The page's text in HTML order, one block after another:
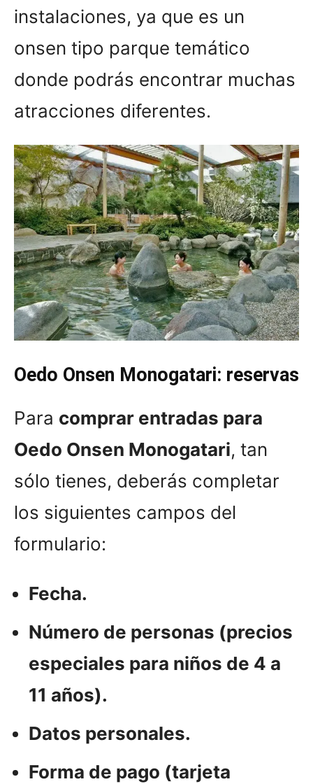
instalaciones, ya que es un
onsen tipo parque temático
donde podrás encontrar muchas
atracciones diferentes.
Oedo Onsen Monogatari: reservas
Para comprar entradas para
Oedo Onsen Monogatari, tan
sólo tienes, deberás completar
los siguientes campos del
formulario:
Fecha.
Número de personas (precios
especiales para niños de 4 a
11 años).
Datos personales.
Forma de pago (tarjeta